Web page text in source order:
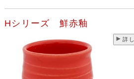
Hシリーズ 鮮赤釉
詳